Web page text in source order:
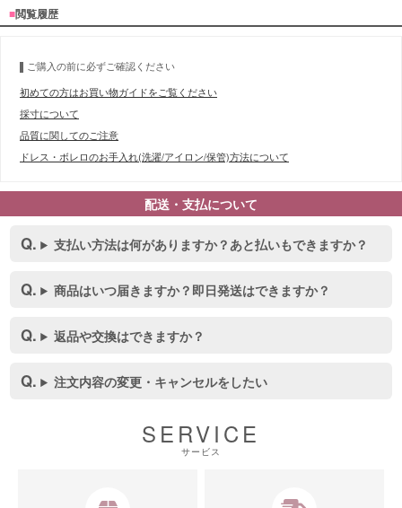
■閲覧履歴
ご購入の前に必ずご確認ください
初めての方はお買い物ガイドをご覧ください
採寸について
品質に関してのご注意
ドレス・ボレロのお手入れ(洗濯/アイロン/保管)方法について
配送・支払について
支払い方法は何がありますか？あと払いもできますか？
商品はいつ届きますか？即日発送はできますか？
返品や交換はできますか？
注文内容の変更・キャンセルをしたい
SERVICE
サービス